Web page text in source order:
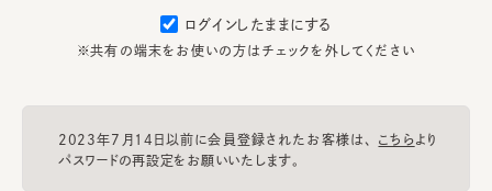
ログインしたままにする
※共有の端末をお使いの方はチェックを外してください
2023年7月14日以前に会員登録されたお客様は、 こちらより
パスワードの再設定をお願いいたします。